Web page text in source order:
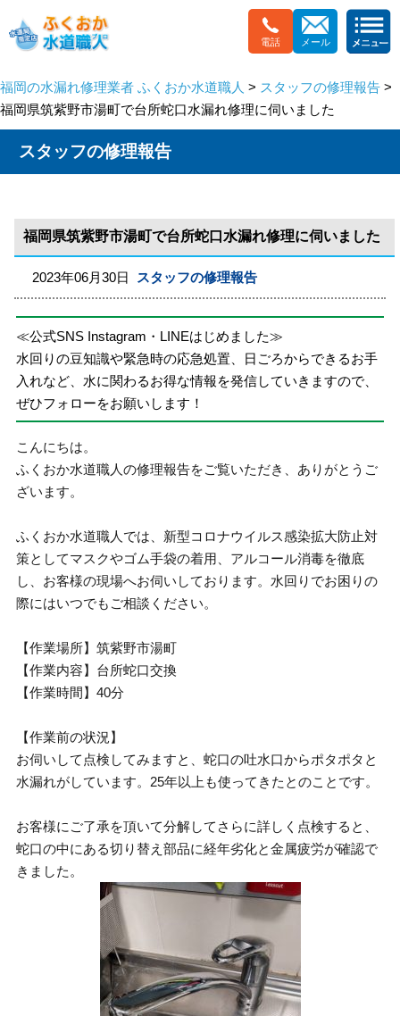
電話 メール
福岡の水漏れ修理業者 ふくおか水道職人 > スタッフの修理報告 >
福岡県筑紫野市湯町で台所蛇口水漏れ修理に伺いました
スタッフの修理報告
福岡県筑紫野市湯町で台所蛇口水漏れ修理に伺いました
2023年06月30日 スタッフの修理報告
≪公式SNS Instagram・LINEはじめました≫
水回りの豆知識や緊急時の応急処置、日ごろからできるお手
入れなど、水に関わるお得な情報を発信していきますので、
ぜひフォローをお願いします！
こんにちは。
ふくおか水道職人の修理報告をご覧いただき、ありがとうご
ざいます。
ふくおか水道職人では、新型コロナウイルス感染拡大防止対
策としてマスクやゴム手袋の着用、アルコール消毒を徹底
し、お客様の現場へお伺いしております。水回りでお困りの
際にはいつでもご相談ください。
【作業場所】筑紫野市湯町
【作業内容】台所蛇口交換
【作業時間】40分
【作業前の状況】
お伺いして点検してみますと、蛇口の吐水口からポタポタと
水漏れがしています。25年以上も使ってきたとのことです。
お客様にご了承を頂いて分解してさらに詳しく点検すると、
蛇口の中にある切り替え部品に経年劣化と金属疲労が確認で
きました。